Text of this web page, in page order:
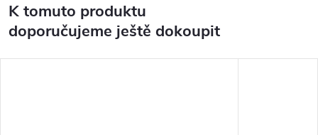
K tomuto produktu
doporučujeme ještě dokoupit